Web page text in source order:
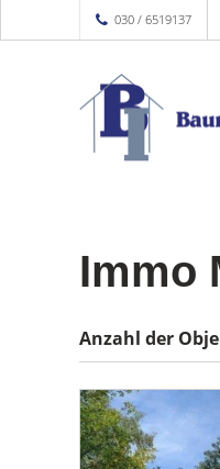
030 / 6519137
Immo
Anzahl der